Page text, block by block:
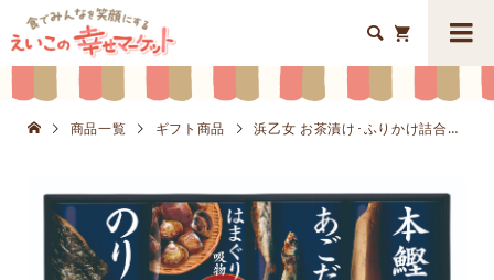


商品一覧 ギフト商品 浜乙女 お茶漬け･ふりかけ詰合わせK8651-208